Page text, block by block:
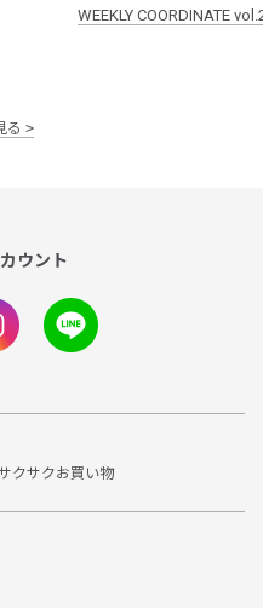
WEEKLY COORDINATE
る
ウント
クサクお買い物